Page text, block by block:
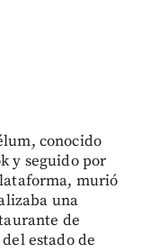
conocido
y seguido por
murió
una
de
estado de